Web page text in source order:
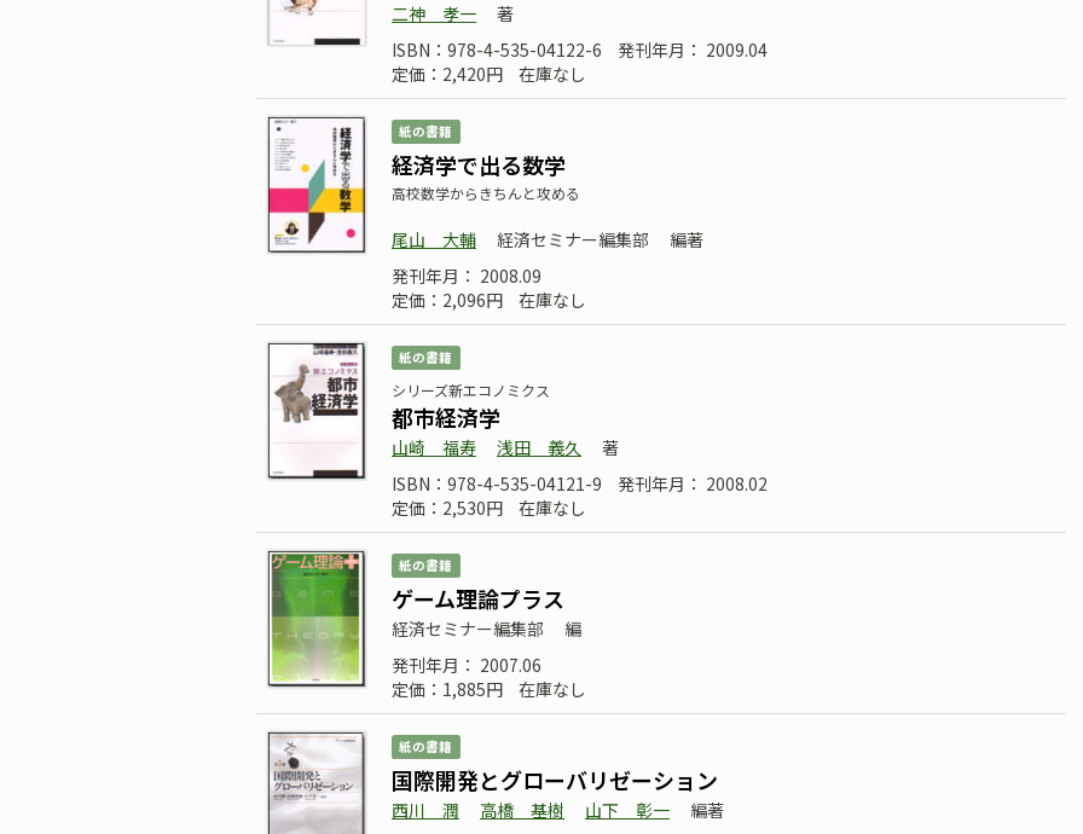
二神 孝一
著
ISBN：978-4-535-04122-6
発刊年月： 2009.04
定価：2,420円
在庫なし
紙の書籍
経済学で出る数学
高校数学からきちんと攻める
尾山 大輔 経済セミナー編集部
編著
発刊年月： 2008.09
定価：2,096円
在庫なし
紙の書籍
シリーズ新エコノミクス
都市経済学
山崎 福寿 浅田 義久
著
ISBN：978-4-535-04121-9
発刊年月： 2008.02
定価：2,530円
在庫なし
紙の書籍
ゲーム理論プラス
経済セミナー編集部
編
発刊年月： 2007.06
定価：1,885円
在庫なし
紙の書籍
国際開発とグローバリゼーション
西川 潤 高橋 基樹 山下 彰一 編著